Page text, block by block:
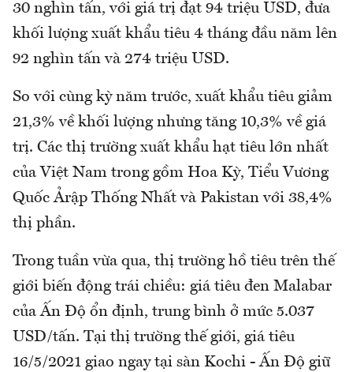
30 nghìn tấn, với giá trị đạt 94 triệu USD, đưa
khối lượng xuất khẩu tiêu 4 tháng đầu năm lên
92 nghìn tấn và 274 triệu USD.
So với cùng kỳ năm trước, xuất khẩu tiêu giảm
21,3% về khối lượng nhưng tăng 10,3% về giá
trị. Các thị trường xuất khẩu hạt tiêu lớn nhất
của Việt Nam trong gồm Hoa Kỳ, Tiểu Vương
Quốc Ảrập Thống Nhất và Pakistan với 38,4%
thị phần.
Trong tuần vừa qua, thị trường hồ tiêu trên thế
giới biến động trái chiều: giá tiêu đen Malabar
của Ấn Độ ổn định, trung bình ở mức 5.037
USD/tấn. Tại thị trường thế giới, giá tiêu
16/5/2021 giao ngay tại sàn Kochi - Ấn Độ giữ